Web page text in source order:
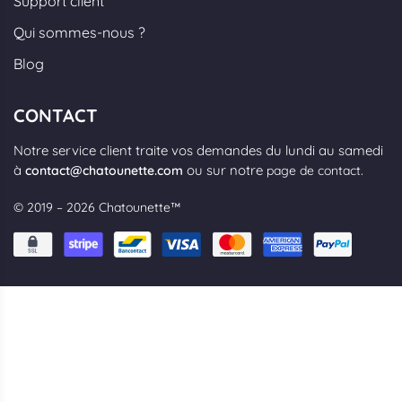
Qui sommes-nous ?
Blog
CONTACT
Notre service client traite vos demandes du lundi au samedi
à contact@chatounette.com ou sur notre page de contact.
© 2019 – 2026 Chatounette™